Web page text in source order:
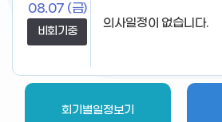
08.07 (금)
비회기중
회기별일정보기